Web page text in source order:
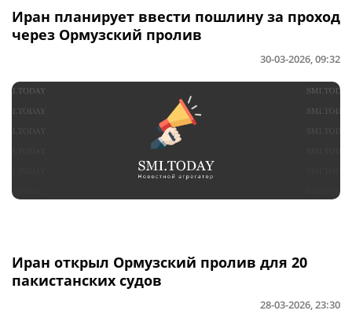
Иран планирует ввести пошлину за проход
через Ормузский пролив
30-03-2026, 09:32
Иран открыл Ормузский пролив для 20
пакистанских судов
28-03-2026, 23:30